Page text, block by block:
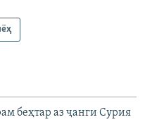
беҳтар аз ҷанги Сурия